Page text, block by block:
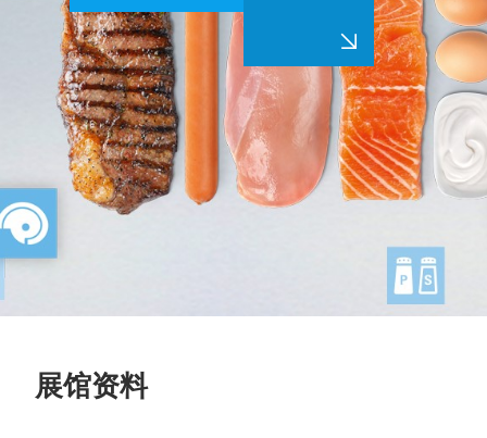
展馆资料